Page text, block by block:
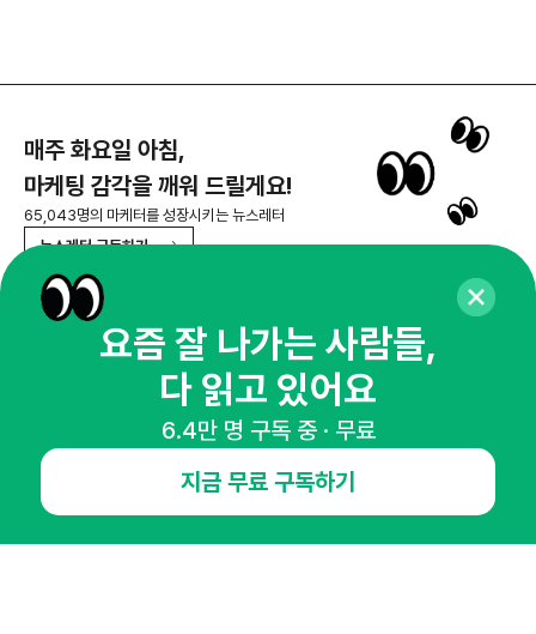
매주 화요일 아침,
마케팅 감각을 깨워 드릴게요!
65,043명의 마케터를 성장시키는 뉴스레터
뉴스레터 구독하기
공지사항 제휴문의
인사이터 신청
뉴스레터
요즘 잘 나가는 사람들,
다 읽고 있어요
6.4만 명 구독 중 · 무료
지금 무료 구독하기